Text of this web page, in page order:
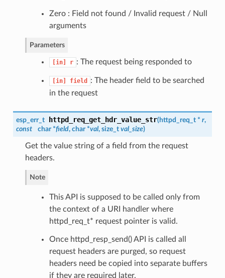
Zero : Field not found / Invalid request / Null
arguments
Parameters
[in] r : The request being responded to
[in] field
: The header field to be searched
in the request
esp_err_t httpd_req_get_hdr_value_str(httpd_req_t* r,
const
char *field, char *val, size_t val_size)
Get the value string of a field from the request
headers.
Note
This API is supposed to be called only from
the context of a URI handler where
httpd_req_t* request pointer is valid.
Once httpd_resp_send() API is called all
request headers are purged, so request
headers need be copied into separate buffers
if they are required later.